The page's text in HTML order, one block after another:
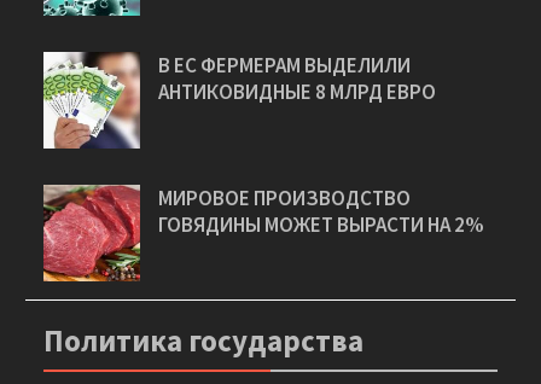
В ЕС ФЕРМЕРАМ ВЫДЕЛИЛИ
АНТИКОВИДНЫЕ 8 МЛРД ЕВРО
МИРОВОЕ ПРОИЗВОДСТВО
ГОВЯДИНЫ МОЖЕТ ВЫРАСТИ НА 2%
Политика государства